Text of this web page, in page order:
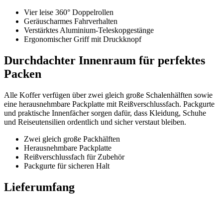
Vier leise 360° Doppelrollen
Geräuscharmes Fahrverhalten
Verstärktes Aluminium-Teleskopgestänge
Ergonomischer Griff mit Druckknopf
Durchdachter Innenraum für perfektes
Packen
Alle Koffer verfügen über zwei gleich große Schalenhälften sowie
eine herausnehmbare Packplatte mit Reißverschlussfach. Packgurte
und praktische Innenfächer sorgen dafür, dass Kleidung, Schuhe
und Reiseutensilien ordentlich und sicher verstaut bleiben.
Zwei gleich große Packhälften
Herausnehmbare Packplatte
Reißverschlussfach für Zubehör
Packgurte für sicheren Halt
Lieferumfang